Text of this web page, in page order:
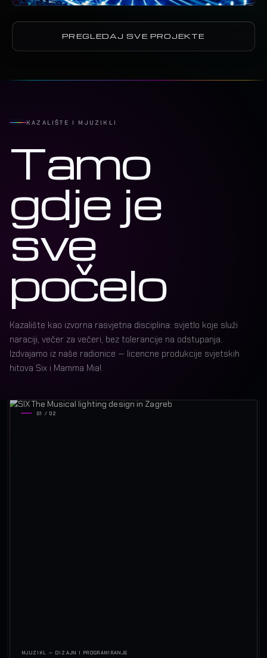
PREGLEDAJ SVE PROJEKTE
KAZALIŠTE I MJUZIKLI
Tamo
gdje je
sve
počelo
Kazalište kao izvorna rasvjetna disciplina: svjetlo koje služi
naraciji, večer za večeri, bez tolerancije na odstupanja.
Izdvajamo iz naše radionice — licencne produkcije svjetskih
hitova Six i Mamma Mia!.
01 / 02
MJUZIKL — DIZAJN I PROGRAMIRANJE